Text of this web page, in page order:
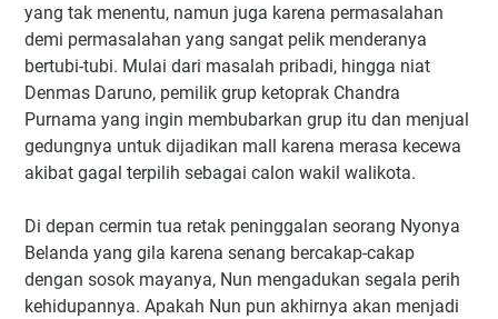
yang tak menentu, namun juga karena permasalahan
demi permasalahan yang sangat pelik menderanya
bertubi-tubi. Mulai dari masalah pribadi, hingga niat
Denmas Daruno, pemilik grup ketoprak Chandra
Purnama yang ingin membubarkan grup itu dan menjual
gedungnya untuk dijadikan mall karena merasa kecewa
akibat gagal terpilih sebagai calon wakil walikota.
Di depan cermin tua retak peninggalan seorang Nyonya
Belanda yang gila karena senang bercakap-cakap
dengan sosok mayanya, Nun mengadukan segala perih
kehidupannya. Apakah Nun pun akhirnya akan menjadi